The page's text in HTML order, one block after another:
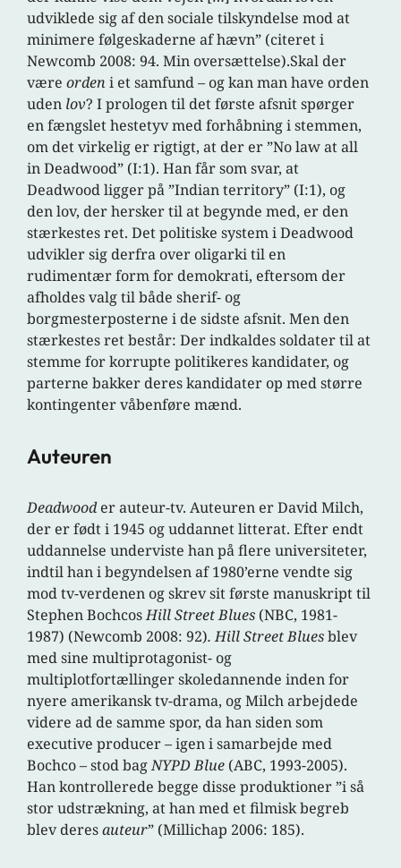
udviklede sig af den sociale tilskyndelse mod at
minimere følgeskaderne af hævn” (citeret i
Newcomb 2008: 94. Min oversættelse).Skal der
væreordeni et samfund – og kan man have orden
uden lov? I prologen til det første afsnit spørger
en fængslet hestetyv med forhåbning i stemmen,
om det virkelig er rigtigt, at der er ”No law at all
in Deadwood” (I:1). Han får som svar, at
Deadwood ligger på ”Indian territory” (I:1), og
den lov, der hersker til at begynde med, er den
stærkestes ret. Det politiske system i Deadwood
udvikler sig derfra over oligarki til en
rudimentær form for demokrati, eftersom der
afholdes valg til både sherif- og
borgmesterposterne i de sidste afsnit. Men den
stærkestes ret består: Der indkaldes soldater til at
stemme for korrupte politikeres kandidater, og
parterne bakker deres kandidater op med større
kontingenter våbenføre mænd.
Auteuren
Deadwooder auteur-tv. Auteuren er David Milch,
der er født i 1945 og uddannet litterat. Efter endt
uddannelse underviste han på flere universiteter,
indtil han i begyndelsen af 1980’erne vendte sig
mod tv-verdenen og skrev sit første manuskript til
Stephen BochcosHill Street Blues (NBC, 1981-
1987) (Newcomb 2008: 92). Hill Street Bluesblev
med sine multiprotagonist- og
multiplotfortællinger skoledannende inden for
nyere amerikansk tv-drama, og Milch arbejdede
videre ad de samme spor, da han siden som
executive producer – igen i samarbejde med
Bochco – stod bagNYPD Blue (ABC, 1993-2005).
Han kontrollerede begge disse produktioner ”i så
stor udstrækning, at han med et filmisk begreb
blev deresauteur” (Millichap 2006: 185).